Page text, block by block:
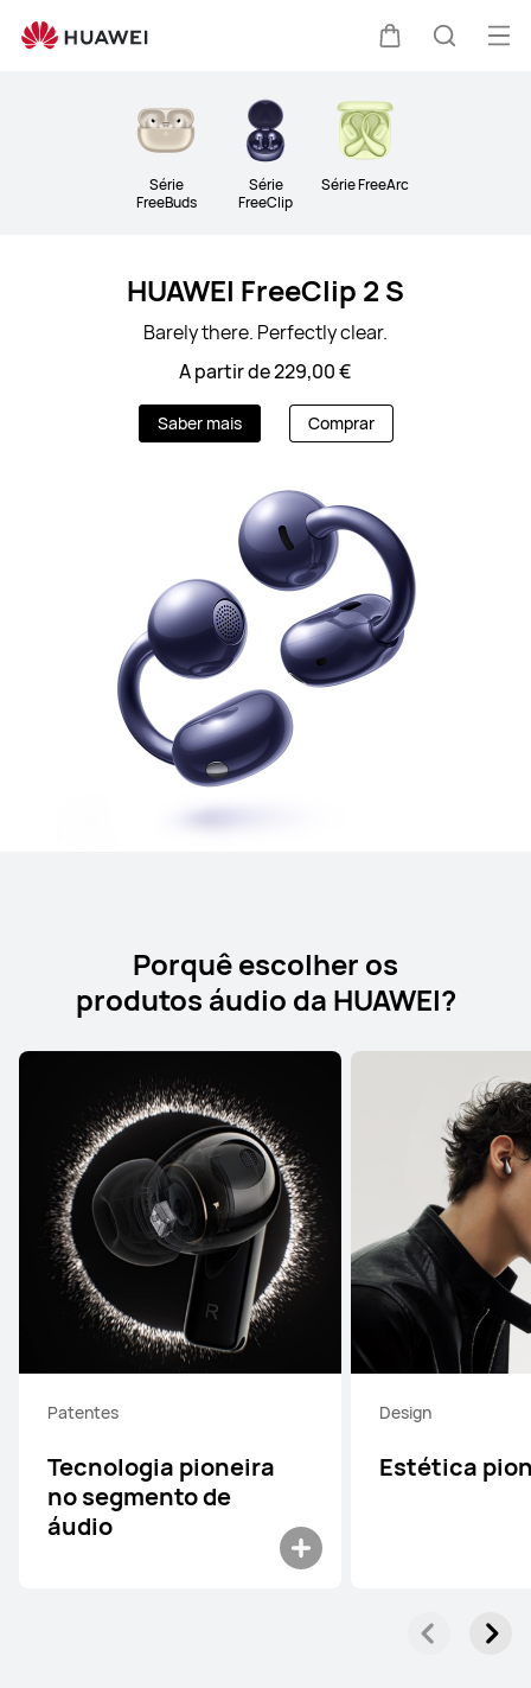
Série
FreeBuds
Série
FreeClip
Série FreeArc
HUAWEI FreeClip 2 S
Barely there. Perfectly clear.
A partir de 229,00 €
Saber mais Comprar
Porquê escolher os
produtos áudio da HUAWEI?
Patentes
Tecnologia pioneira
no segmento de
áudio
Design
Estética